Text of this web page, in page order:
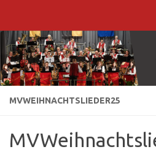
MVWEIHNACHTSLIEDER25